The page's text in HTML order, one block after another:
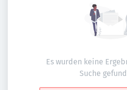
Es wurden keine
Suche